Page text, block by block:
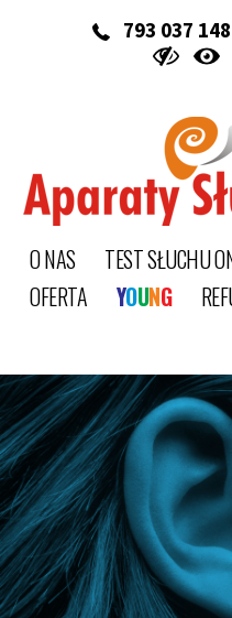
‭ 793 037 148‬
O NAS TEST SŁUCHU
OFERTA
YOUNG